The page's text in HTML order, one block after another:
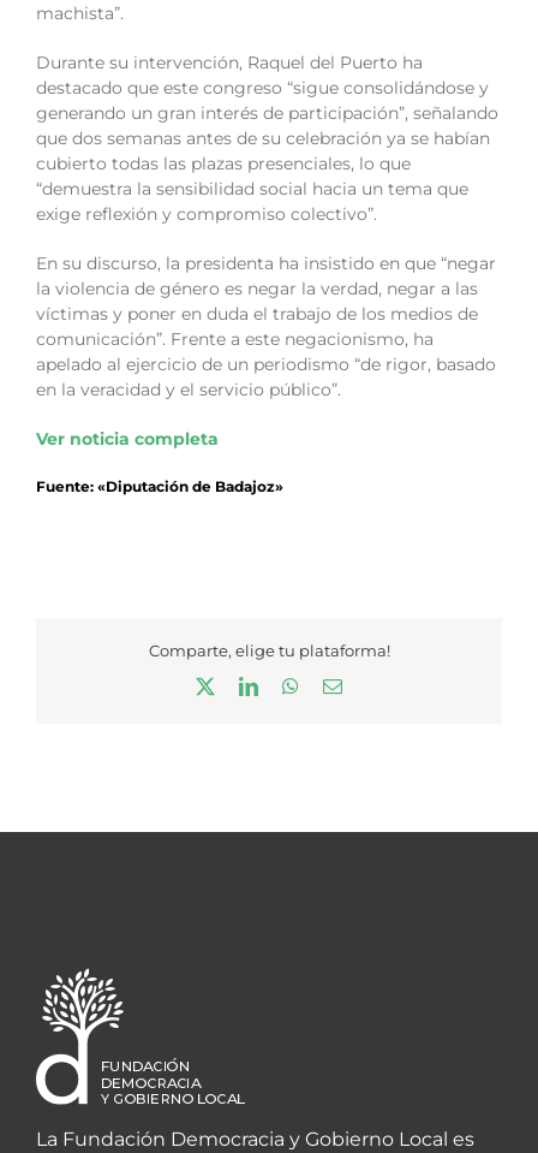
machista”.
Durante su intervención, Raquel del Puerto ha
destacado que este congreso “sigue consolidándose y
generando un gran interés de participación”, señalando
que dos semanas antes de su celebración ya se habían
cubierto todas las plazas presenciales, lo que
“demuestra la sensibilidad social hacia un tema que
exige reflexión y compromiso colectivo”.
En su discurso, la presidenta ha insistido en que “negar
la violencia de género es negar la verdad, negar a las
víctimas y poner en duda el trabajo de los medios de
comunicación”. Frente a este negacionismo, ha
apelado al ejercicio de un periodismo “de rigor, basado
en la veracidad y el servicio público”.
Ver noticia completa
Fuente: «Diputación de Badajoz»
Comparte, elige tu plataforma!
LinkedInWhatsApp
Correo
La Fundación Democracia y Gobierno Local es